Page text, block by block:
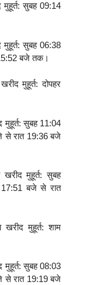
मुहूर्त: सुबह 09:14
सुबह 06:38
बजे तक।
मुहूर्त: दोपहर
मुहूर्त: सुबह 11:04
से रात 19:36 बजे
मुहूर्त: सुबह
बजे से रात
मुहूर्त: शाम
मुहूर्त: सुबह 08:03
से रात 19:19 बजे